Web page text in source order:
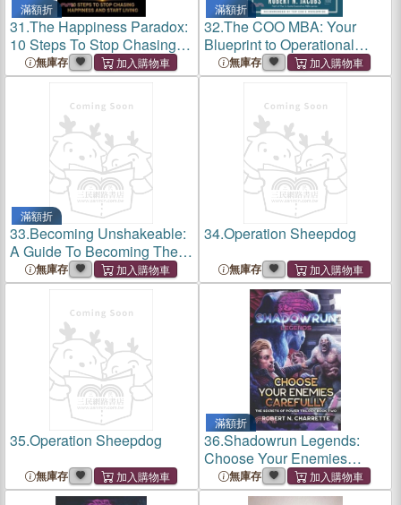
滿額折
31.The Happiness Paradox:
10 Steps To Stop Chasing
Happiness and Start Living
無庫存
滿額折
32.The COO MBA: Your
Blueprint to Operational
Excellence
無庫存
滿額折
33.Becoming Unshakeable:
A Guide To Becoming The
Man Who Commands
Respect and Leads With
無庫存
34.Operation Sheepdog
無庫存
35.Operation Sheepdog
無庫存
滿額折
36.Shadowrun Legends:
Choose Your Enemies
Carefully: (Secrets of Power
Trilogy, Book Two)
無庫存